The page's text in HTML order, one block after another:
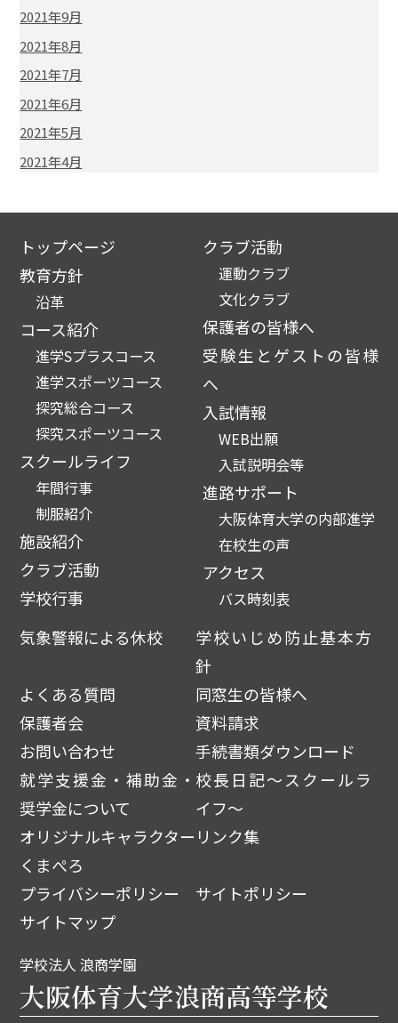
2021年9月
2021年8月
2021年7月
2021年6月
2021年5月
2021年4月
トップページ
教育方針
沿革
コース紹介
進学Sプラスコース
進学スポーツコース
探究総合コース
探究スポーツコース
スクールライフ
年間行事
制服紹介
施設紹介
クラブ活動
学校行事
クラブ活動
運動クラブ
文化クラブ
保護者の皆様へ
受験生とゲストの皆様
へ
入試情報
WEB出願
入試説明会等
進路サポート
大阪体育大学の内部進学
在校生の声
アクセス
バス時刻表
気象警報による休校
学校いじめ防止基本方
針
よくある質問
同窓生の皆様へ
保護者会
資料請求
お問い合わせ
手続書類ダウンロード
就学支援金・補助金・
奨学金について
校長日記～スクールラ
イフ～
オリジナルキャラクター
くまぺろ
リンク集
プライバシーポリシー
サイトポリシー
サイトマップ
学校法人 浪商学園
大阪体育大学浪商高等学校